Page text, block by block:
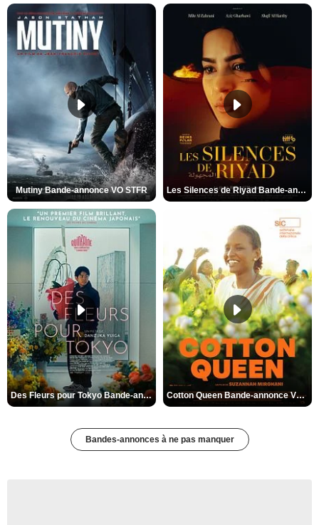
Mutiny Bande-annonce VO STFR Les Silences de Riyad Bande-annonce VO STFR
Des Fleurs pour Tokyo Bande-annonce VO STFR Cotton Queen Bande-annonce VO STFR
Bandes-annonces à ne pas manquer